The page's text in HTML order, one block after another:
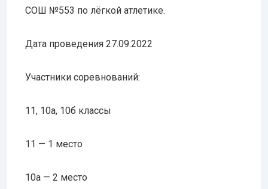
СОШ №553 по лёгкой атлетике.
Дата проведения 27.09.2022
Участники соревнований:
11, 10а, 10б классы
11 — 1 место
10а — 2 место